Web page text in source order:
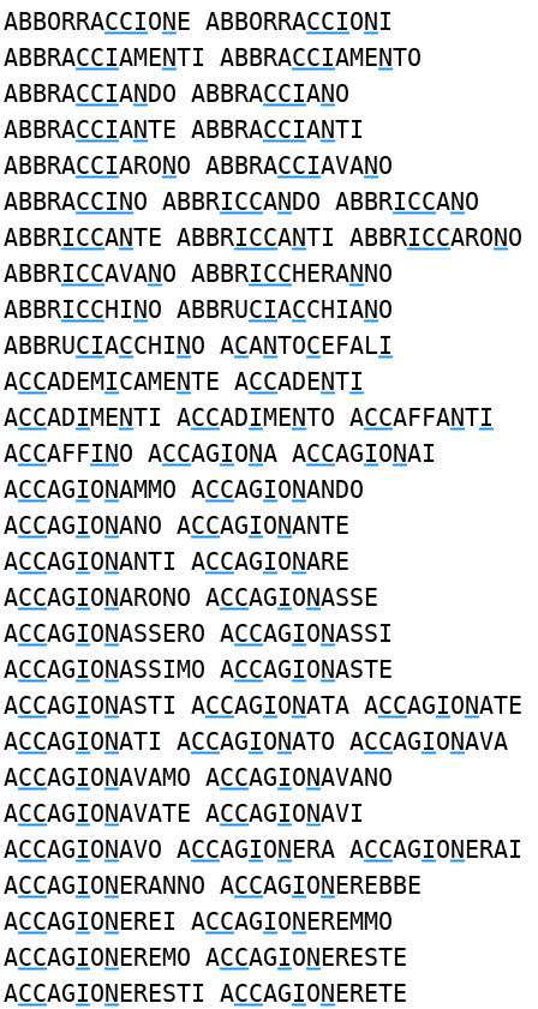
ABBORRACCIONE ABBORRACCIONI
ABBRACCIAMENTI ABBRACCIAMENTO
ABBRACCIANDO ABBRACCIANO
ABBRACCIANTE ABBRACCIANTI
ABBRACCIARONO ABBRACCIAVANO
ABBRACCINO ABBRICCANDO ABBRICCANO
ABBRICCANTE ABBRICCANTI ABBRICCARONO
ABBRICCAVANO ABBRICCHERANNO
ABBRICCHINO ABBRUCIACCHIANO
ABBRUCIACCHINO ACANTOCEFALI
ACCADEMICAMENTE ACCADENTI
ACCADIMENTI ACCADIMENTO ACCAFFANTI
ACCAFFINO ACCAGIONA ACCAGIONAI
ACCAGIONAMMO ACCAGIONANDO
ACCAGIONANO ACCAGIONANTE
ACCAGIONANTI ACCAGIONARE
ACCAGIONARONO ACCAGIONASSE
ACCAGIONASSERO ACCAGIONASSI
ACCAGIONASSIMO ACCAGIONASTE
ACCAGIONASTI ACCAGIONATA ACCAGIONATE
ACCAGIONATI ACCAGIONATO ACCAGIONAVA
ACCAGIONAVAMO ACCAGIONAVANO
ACCAGIONAVATE ACCAGIONAVI
ACCAGIONAVO ACCAGIONERA ACCAGIONERAI
ACCAGIONERANNO ACCAGIONEREBBE
ACCAGIONEREI ACCAGIONEREMMO
ACCAGIONEREMO ACCAGIONERESTE
ACCAGIONERESTI ACCAGIONERETE